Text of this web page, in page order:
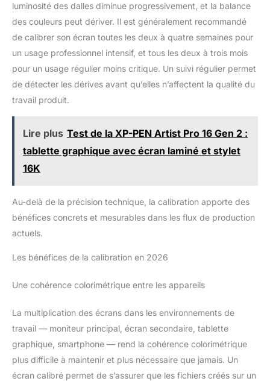
luminosité des dalles diminue progressivement, et la balance
des couleurs peut dériver. Il est généralement recommandé
de calibrer son écran toutes les deux à quatre semaines pour
un usage professionnel intensif, et tous les deux à trois mois
pour un usage régulier moins critique. Un suivi régulier permet
de détecter les dérives avant qu’elles n’affectent la qualité du
travail produit.
Lire plus Test de la XP-PEN Artist Pro 16 Gen 2 :
tablette graphique avec écran laminé et stylet
16K
Au-delà de la précision technique, la calibration apporte des
bénéfices concrets et mesurables dans les flux de production
actuels.
Les bénéfices de la calibration en 2026
Une cohérence colorimétrique entre les appareils
La multiplication des écrans dans les environnements de
travail — moniteur principal, écran secondaire, tablette
graphique, smartphone — rend la cohérence colorimétrique
plus difficile à maintenir et plus nécessaire que jamais. Un
écran calibré permet de s’assurer que les fichiers créés sur un